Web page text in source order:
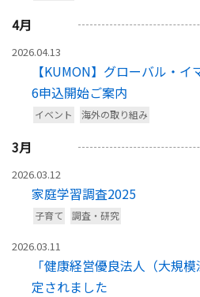
4月
2026.04.13
【KUMON】グローバル・
6申込開始ご案内
イベント 海外の取り組み
3月
2026.03.12
家庭学習調査2025
子育て 調査・研究
2026.03.11
「健康経営優良法人（大規
定されました